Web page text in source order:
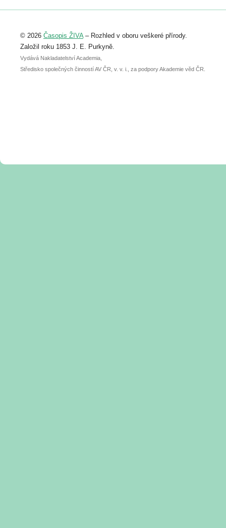
Registrovat se můžete do 6. září.
abstraktu přihlášené přednášky nebo
posteru je už 30. června.
© 2026 Časopis ŽIVA– Rozhled v oboru veškeré přírody.
Založil roku 1853 J. E. Purkyně.
Vydává Nakladatelství Academia,
Středisko společných činností AV ČR, v. v. i., za podpory Akademie věd ČR.